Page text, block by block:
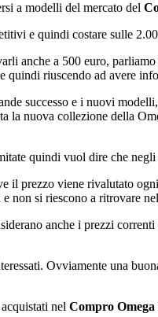
a modelli del mercato del
e quindi costare sulle
anche a 500 euro,
quindi riuscendo ad avere
successo e i nuovi
la nuova collezione della
quindi vuol dire che
il prezzo viene rivalutato
non si riescono a ritrovare
anche i prezzi
Ovviamente una
nel Compro Omega